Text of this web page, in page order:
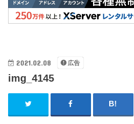
2021.02.08 広告
img_4145